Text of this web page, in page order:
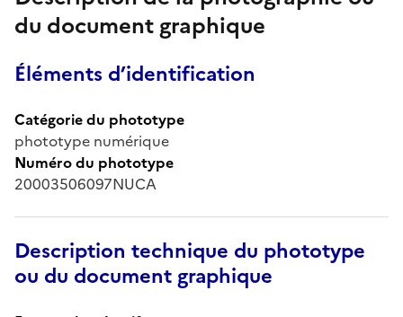
du document graphique
Éléments d’identification
Catégorie du phototype
phototype numérique
Numéro du phototype
20003506097NUCA
Description technique du phototype
ou du document graphique